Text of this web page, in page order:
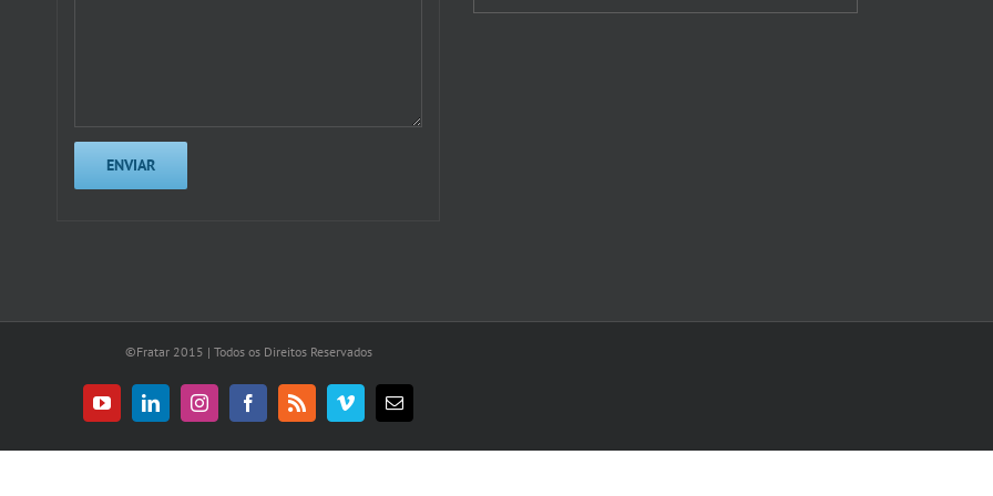
©Fratar 2015 | Todos os Direitos Reservados
YouTubeLinkedInInstagramFacebook
Rss VimeoE-
mail